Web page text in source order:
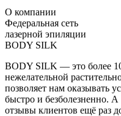
О компании
Федеральная сеть
лазерной эпиляции
BODY SILK
BODY SILK — это более
нежелательной
позволяет нам оказывать
быстро и безболезненно.
отзывы клиентов ещё раз